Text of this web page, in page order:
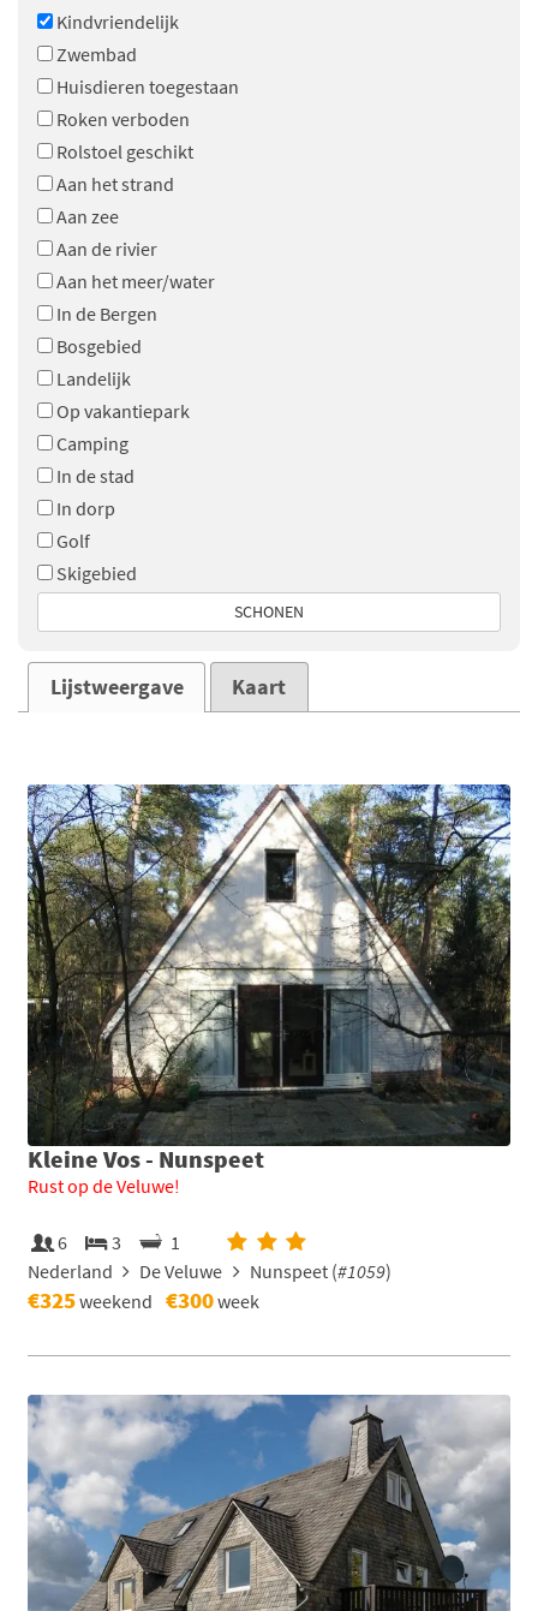
Kindvriendelijk
Zwembad
Huisdieren toegestaan
Roken verboden
Rolstoel geschikt
Aan het strand
Aan zee
Aan de rivier
Aan het meer/water
In de Bergen
Bosgebied
Landelijk
Op vakantiepark
Camping
In de stad
In dorp
Golf
Skigebied
SCHONEN
Lijstweergave Kaart
Kleine Vos - Nunspeet
Rust op de Veluwe!
6 3
1
Nederland
De Veluwe Nunspeet (#1059)
€325weekend €300week